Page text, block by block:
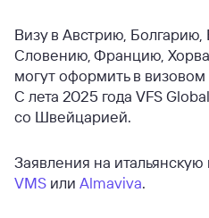
Визу в Австрию, Болгарию,
Словению, Францию,
могут оформить в
С лета 2025 года VFS
со Швейцарией.
Заявления на
VMS или Almaviva.